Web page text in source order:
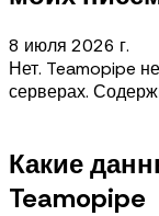
8 июля 2026 г.
Нет. Teamopipe
серверах.
Какие
Teamopipe